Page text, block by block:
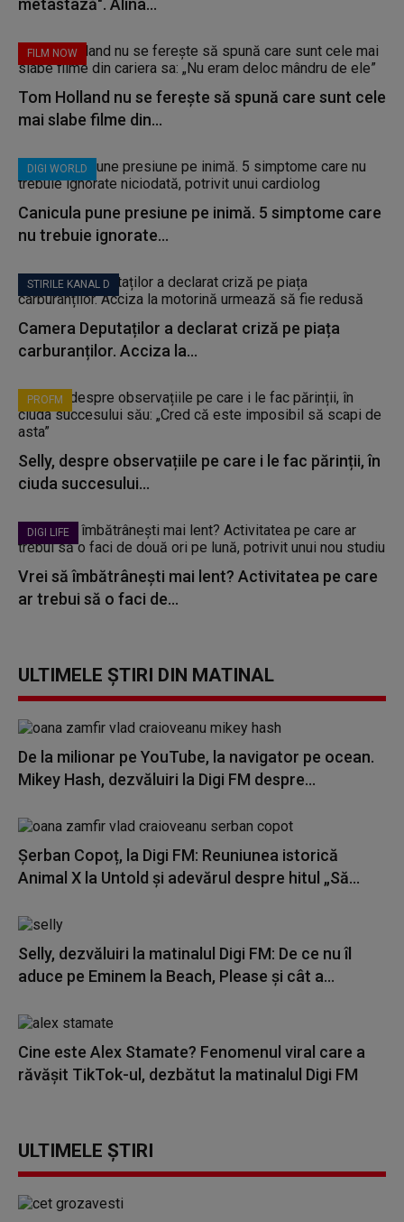
metastază". Alina...
FILM NOW
Tom Holland nu se ferește să spună care sunt cele
mai slabe filme din...
DIGI WORLD
Canicula pune presiune pe inimă. 5 simptome care
nu trebuie ignorate...
STIRILE KANAL D
Camera Deputaților a declarat criză pe piața
carburanților. Acciza la...
PROFM
Selly, despre observațiile pe care i le fac părinții, în
ciuda succesului...
DIGI LIFE
Vrei să îmbătrânești mai lent? Activitatea pe care
ar trebui să o faci de...
ULTIMELE ȘTIRI DIN MATINAL
De la milionar pe YouTube, la navigator pe ocean.
Mikey Hash, dezvăluiri la Digi FM despre...
Șerban Copoț, la Digi FM: Reuniunea istorică
Animal X la Untold și adevărul despre hitul „Să...
Selly, dezvăluiri la matinalul Digi FM: De ce nu îl
aduce pe Eminem la Beach, Please și cât a...
Cine este Alex Stamate? Fenomenul viral care a
răvășit TikTok-ul, dezbătut la matinalul Digi FM
ULTIMELE ȘTIRI